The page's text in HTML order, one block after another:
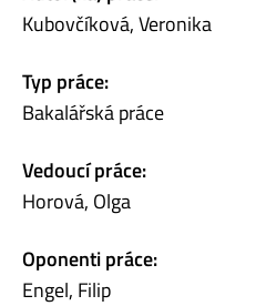
Kubovčíková, Veronika
Typ práce:
Bakalářská práce
Vedoucí práce:
Horová, Olga
Oponenti práce:
Engel, Filip